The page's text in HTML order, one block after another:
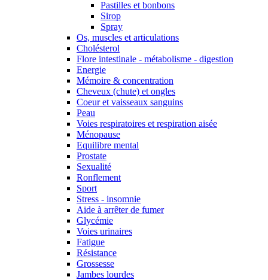
Pastilles et bonbons
Sirop
Spray
Os, muscles et articulations
Cholésterol
Flore intestinale - métabolisme - digestion
Energie
Mémoire & concentration
Cheveux (chute) et ongles
Coeur et vaisseaux sanguins
Peau
Voies respiratoires et respiration aisée
Ménopause
Equilibre mental
Prostate
Sexualité
Ronflement
Sport
Stress - insomnie
Aide à arrêter de fumer
Glycémie
Voies urinaires
Fatigue
Résistance
Grossesse
Jambes lourdes